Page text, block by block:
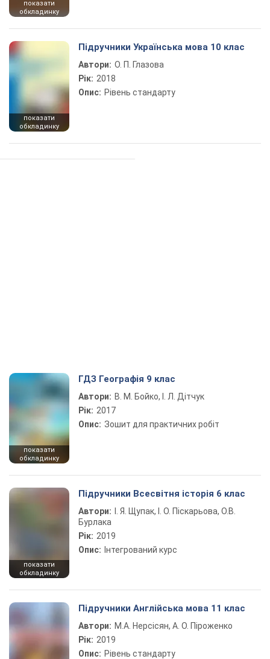
показати
обкладинку
показати
обкладинку
Підручники Українська мова 10 клас
Автори: О. П. Глазова
Рік: 2018
Опис: Рівень стандарту
показати
обкладинку
ГДЗ Географія 9 клас
Автори: В. М. Бойко, І. Л. Дітчук
Рік: 2017
Опис: Зошит для практичних робіт
показати
обкладинку
Підручники Всесвітня історія 6 клас
Автори:
І. Я. Щупак, І. О. Піскарьова, О.В.
Бурлака
Рік: 2019
Опис: Інтегрований курс
Підручники Англійська мова 11 клас
Автори: М.А. Нерсісян, А. О. Піроженко
Рік: 2019
Опис: Рівень стандарту